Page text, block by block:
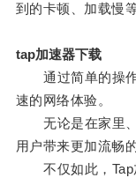
到的卡顿、加载慢
tap加速器下载
通过简单的操作
速的网络体验。
无论是在家里、
用户带来更加流畅
不仅如此，Tap